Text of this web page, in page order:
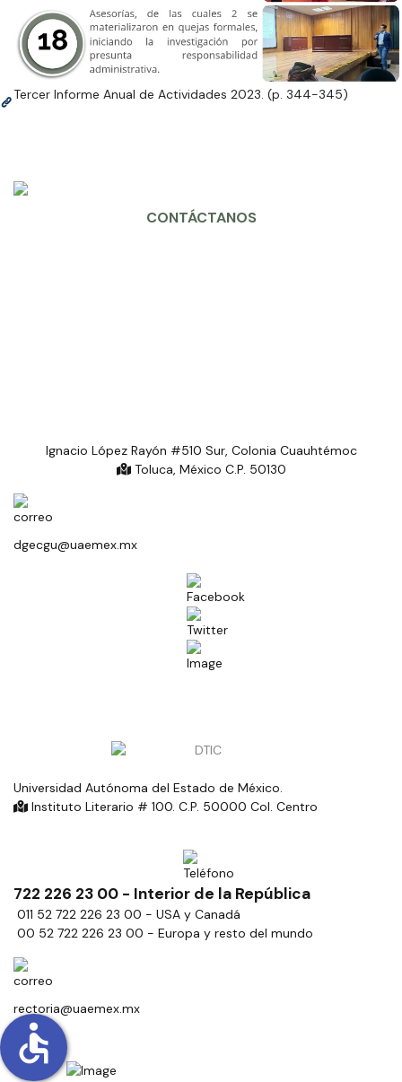
Tercer Informe Anual de Actividades 2023. (p. 344-345)
CONTÁCTANOS
Ignacio López Rayón #510 Sur, Colonia Cuauhtémoc
Toluca, México C.P. 50130
dgecgu@uaemex.mx
Universidad Autónoma del Estado de México.
Instituto Literario # 100. C.P. 50000 Col. Centro
722 226 23 00 - Interior de la República
011 52 722 226 23 00 - USA y Canadá
00 52 722 226 23 00 - Europa y resto del mundo
rectoria@uaemex.mx
accessible